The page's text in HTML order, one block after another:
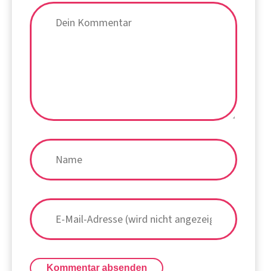
Kommentar absenden